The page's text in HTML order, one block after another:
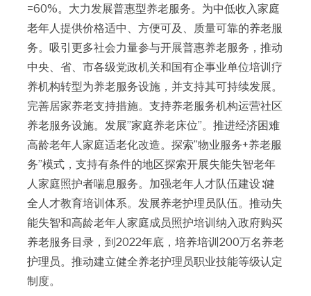
=60%。大力发展普惠型养老服务。为中低收入家庭
老年人提供价格适中、方便可及、质量可靠的养老服
务。吸引更多社会力量参与开展普惠养老服务，推动
中央、省、市各级党政机关和国有企事业单位培训疗
养机构转型为养老服务设施，并支持其可持续发展。
完善居家养老支持措施。支持养老服务机构运营社区
养老服务设施。发展”家庭养老床位”。推进经济困难
高龄老年人家庭适老化改造。探索”物业服务+养老服
务”模式，支持有条件的地区探索开展失能失智老年
人家庭照护者喘息服务。加强老年人才队伍建设∶健
全人才教育培训体系。发展养老护理员队伍。推动失
能失智和高龄老年人家庭成员照护培训纳入政府购买
养老服务目录，到2022年底，培养培训200万名养老
护理员。推动建立健全养老护理员职业技能等级认定
制度。